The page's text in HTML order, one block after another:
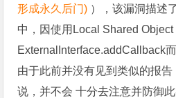
形成永久后门) ），该漏洞描述
中，因使用Local Shared
ExternalInterface.addCallback
由于此前并没有见到类似的报
说，并不会 十分去注意并防御